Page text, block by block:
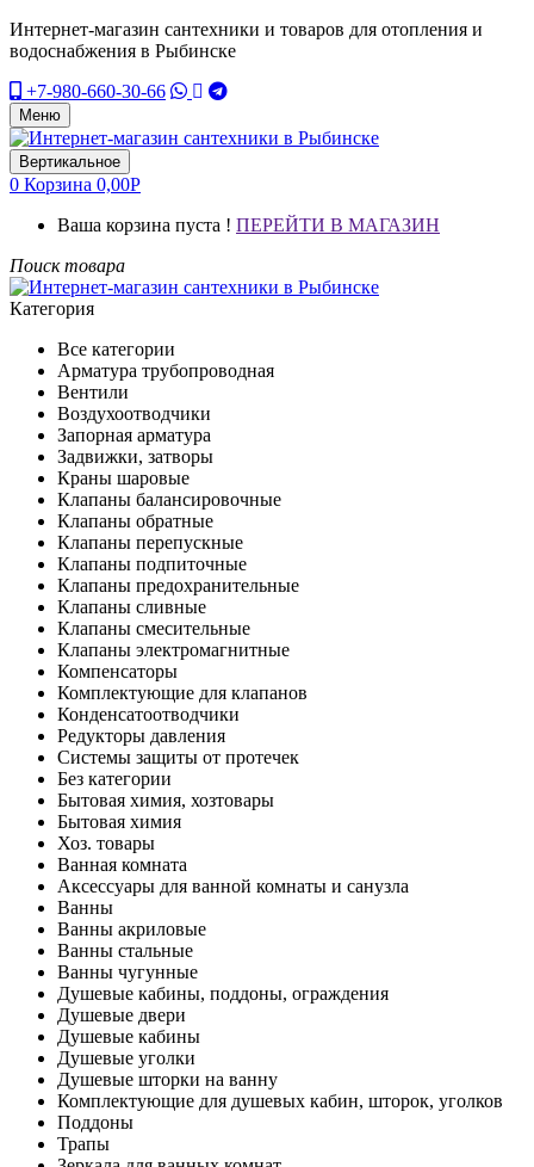
Интернет-магазин сантехники и товаров для отопления и
водоснабжения в Рыбинске
+7-980-660-30-66
Меню
Вертикальное
0 Корзина 0,00Р
Ваша корзина пуста ! ПЕРЕЙТИ В МАГАЗИН
Поиск товара
Категория
Все категории
Арматура трубопроводная
Вентили
Воздухоотводчики
Запорная арматура
Задвижки, затворы
Краны шаровые
Клапаны балансировочные
Клапаны обратные
Клапаны перепускные
Клапаны подпиточные
Клапаны предохранительные
Клапаны сливные
Клапаны смесительные
Клапаны электромагнитные
Компенсаторы
Комплектующие для клапанов
Конденсатоотводчики
Редукторы давления
Системы защиты от протечек
Без категории
Бытовая химия, хозтовары
Бытовая химия
Хоз. товары
Ванная комната
Аксессуары для ванной комнаты и санузла
Ванны
Ванны акриловые
Ванны стальные
Ванны чугунные
Душевые кабины, поддоны, ограждения
Душевые двери
Душевые кабины
Душевые уголки
Душевые шторки на ванну
Комплектующие для душевых кабин, шторок, уголков
Поддоны
Трапы